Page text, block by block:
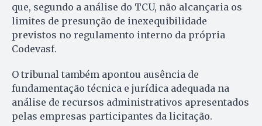
que, segundo a análise do TCU, não alcançaria os
limites de presunção de inexequibilidade
previstos no regulamento interno da própria
Codevasf.
O tribunal também apontou ausência de
fundamentação técnica e jurídica adequada na
análise de recursos administrativos apresentados
pelas empresas participantes da licitação.